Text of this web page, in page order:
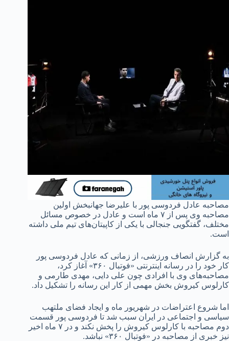
مصاحبه عادل فردوسی پور با علیرضا جهانبخش اولین
مصاحبه وی پس از ۷ ماه است و عادل در خصوص مسائل
مختلف، گفتگویی جنجالی با یکی از کاپیتان‌های تیم ملی داشته
است.
به گزارش انصاف ورزشی، از زمانی که عادل فردوسی پور
کار خود را در رسانه اینترنتی «فوتبال ۳۶۰» آغاز کرد،
مصاحبه‌های وی با افرادی چون علی دایی، مهدی طارمی و
کارلوس کیروش بخش مهمی از کار این رسانه را تشکیل داد.
اما شروع اعتراضات در شهریور ماه و ایجاد فضای ملتهب
سیاسی و اجتماعی در ایران سبب شد تا فردوسی پور قسمت
دوم مصاحبه با کارلوس کیروش را پخش نکند و در ۷ ماه اخیر
نیز خبری از مصاحبه در «فوتبال ۳۶۰» نباشد.